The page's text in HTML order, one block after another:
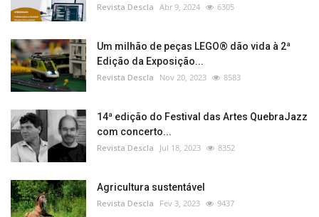
Revista Descla Abr 9, 2024 6305
Um milhão de peças LEGO® dão vida à 2ª
Edição da Exposição...
Revista Descla Nov 20, 2023 8583
14ª edição do Festival das Artes QuebraJazz
com concerto...
Revista Descla Jul 18, 2023 8352
Agricultura sustentável
Revista Descla Fev 3, 2023 9437